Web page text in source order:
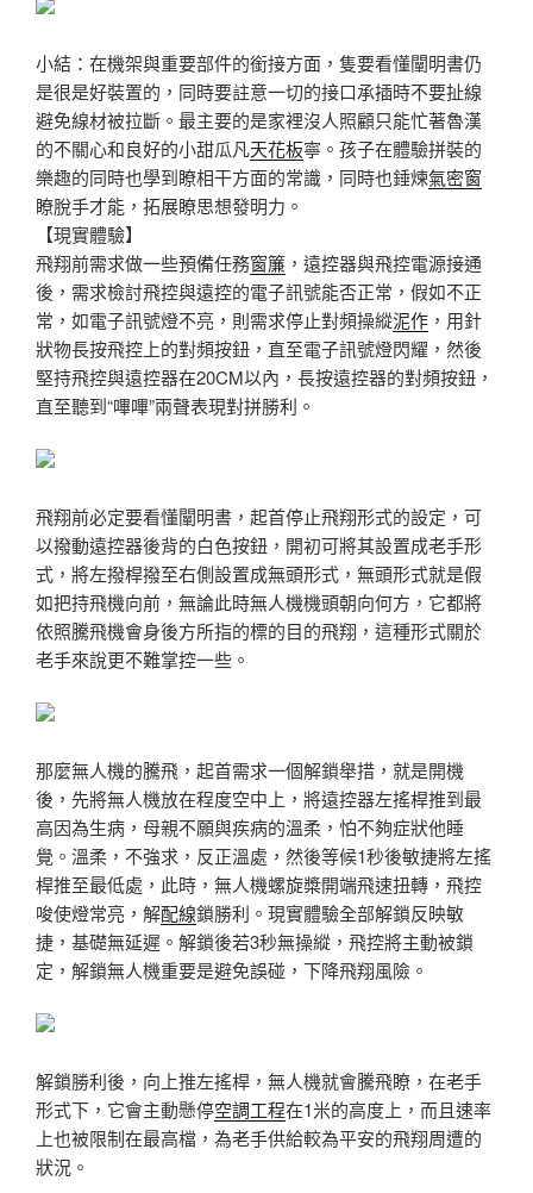
小結：在機架與重要部件的銜接方面，隻要看懂闡明書仍
是很是好裝置的，同時要註意一切的接口承插時不要扯線
避免線材被拉斷。最主要的是家裡沒人照顧只能忙著魯漢
的不關心和良好的小甜瓜凡天花板寧。孩子在體驗拼裝的
樂趣的同時也學到瞭相干方面的常識，同時也錘煉氣密窗
瞭脫手才能，拓展瞭思想發明力。
【現實體驗】
飛翔前需求做一些預備任務窗簾 ，遠控器與飛控電源接通
後，需求檢討飛控與遠控的電子訊號能否正常，假如不正
常，如電子訊號燈不亮，則需求停止對頻操縱泥作 ，用針
狀物長按飛控上的對頻按鈕，直至電子訊號燈閃耀，然後
堅持飛控與遠控器在20CM以內，長按遠控器的對頻按鈕，
直至聽到“嗶嗶”兩聲表現對拼勝利。
飛翔前必定要看懂闡明書，起首停止飛翔形式的設定，可
以撥動遠控器後背的白色按鈕，開初可將其設置成老手形
式，將左撥桿撥至右側設置成無頭形式，無頭形式就是假
如把持飛機向前，無論此時無人機機頭朝向何方，它都將
依照騰飛機會身後方所指的標的目的飛翔，這種形式關於
老手來說更不難掌控一些。
那麼無人機的騰飛，起首需求一個解鎖舉措，就是開機
後，先將無人機放在程度空中上，將遠控器左搖桿推到最
高因為生病，母親不願與疾病的溫柔，怕不夠症狀他睡
覺。溫柔，不強求，反正溫處，然後等候1秒後敏捷將左搖
桿推至最低處，此時，無人機螺旋槳開端飛速扭轉，飛控
唆使燈常亮，解配線鎖勝利。現實體驗全部解鎖反映敏
捷，基礎無延遲。解鎖後若3秒無操縱，飛控將主動被鎖
定，解鎖無人機重要是避免誤碰，下降飛翔風險。
解鎖勝利後，向上推左搖桿，無人機就會騰飛瞭，在老手
形式下，它會主動懸停空調工程在1米的高度上，而且速率
上也被限制在最高檔，為老手供給較為平安的飛翔周遭的
狀況。